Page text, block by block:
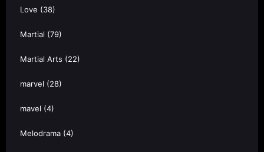
Love (38)
Martial (79)
Martial Arts (22)
marvel (28)
mavel (4)
Melodrama (4)